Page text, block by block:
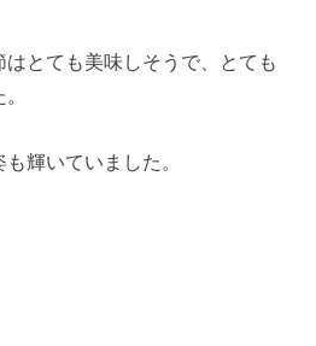
とても美味しそうで、とても
輝いていました。